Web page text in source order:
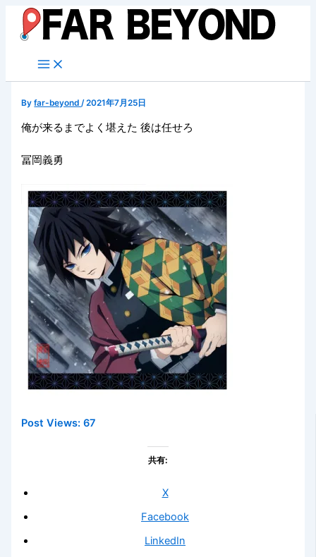
キ
Byfar-beyond/2021年7月25日
俺が来るまでよく堪えた 後は任せろ
冨岡義勇
Post Views: 67
共有:
X
Facebook
LinkedIn